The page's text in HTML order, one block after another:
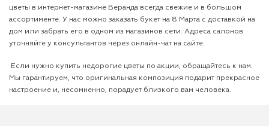
цветы в интернет-магазине Веранда всегда свежие и в большом
ассортименте. У нас можно заказать букет на 8 Марта с доставкой на
дом или забрать его в одном из магазинов сети. Адреса салонов
уточняйте у консультантов через онлайн-чат на сайте.
Если нужно купить недорогие цветы по акции, обращайтесь к нам.
Мы гарантируем, что оригинальная композиция подарит прекрасное
настроение и, несомненно, порадует близкого вам человека.